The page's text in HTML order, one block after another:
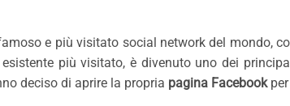
e più visitato social network del mondo,
più visitato, è divenuto uno dei
deciso di aprire la propria pagina Facebookper